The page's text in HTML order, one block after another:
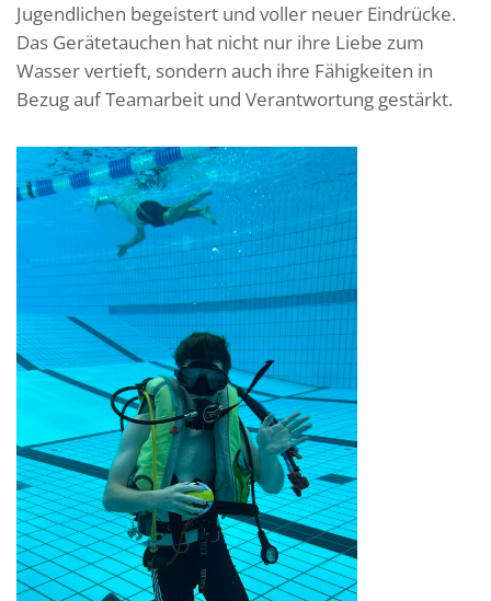
Jugendlichen begeistert und voller neuer Eindrücke.
Das Gerätetauchen hat nicht nur ihre Liebe zum
Wasser vertieft, sondern auch ihre Fähigkeiten in
Bezug auf Teamarbeit und Verantwortung gestärkt.